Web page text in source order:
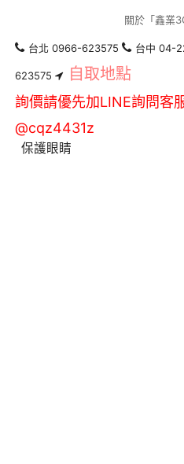
關於「鑫業
台北 0966-623575 台中 04-
623575 自取地點
詢價請優先加LINE詢問客
@cqz4431z
保護眼睛